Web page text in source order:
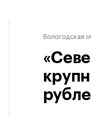
Вологодская